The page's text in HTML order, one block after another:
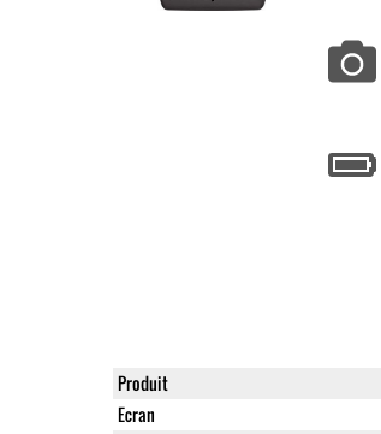
Produit
Ecran